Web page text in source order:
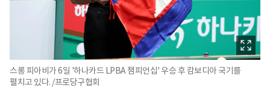
스롱 피아비가 6일 '하나카드 LPBA 챔피언십' 우승 후 캄보디아 국기를
펼치고 있다. /프로당구협회